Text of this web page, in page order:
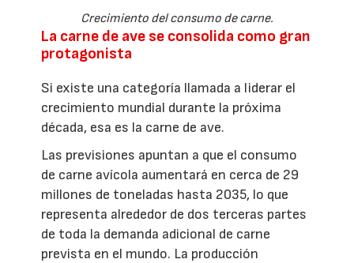
Crecimiento del consumo de carne.
La carne de ave se consolida como gran
protagonista
Si existe una categoría llamada a liderar el
crecimiento mundial durante la próxima
década, esa es la carne de ave.
Las previsiones apuntan a que el consumo
de carne avícola aumentará en cerca de 29
millones de toneladas hasta 2035, lo que
representa alrededor de dos terceras partes
de toda la demanda adicional de carne
prevista en el mundo. La producción